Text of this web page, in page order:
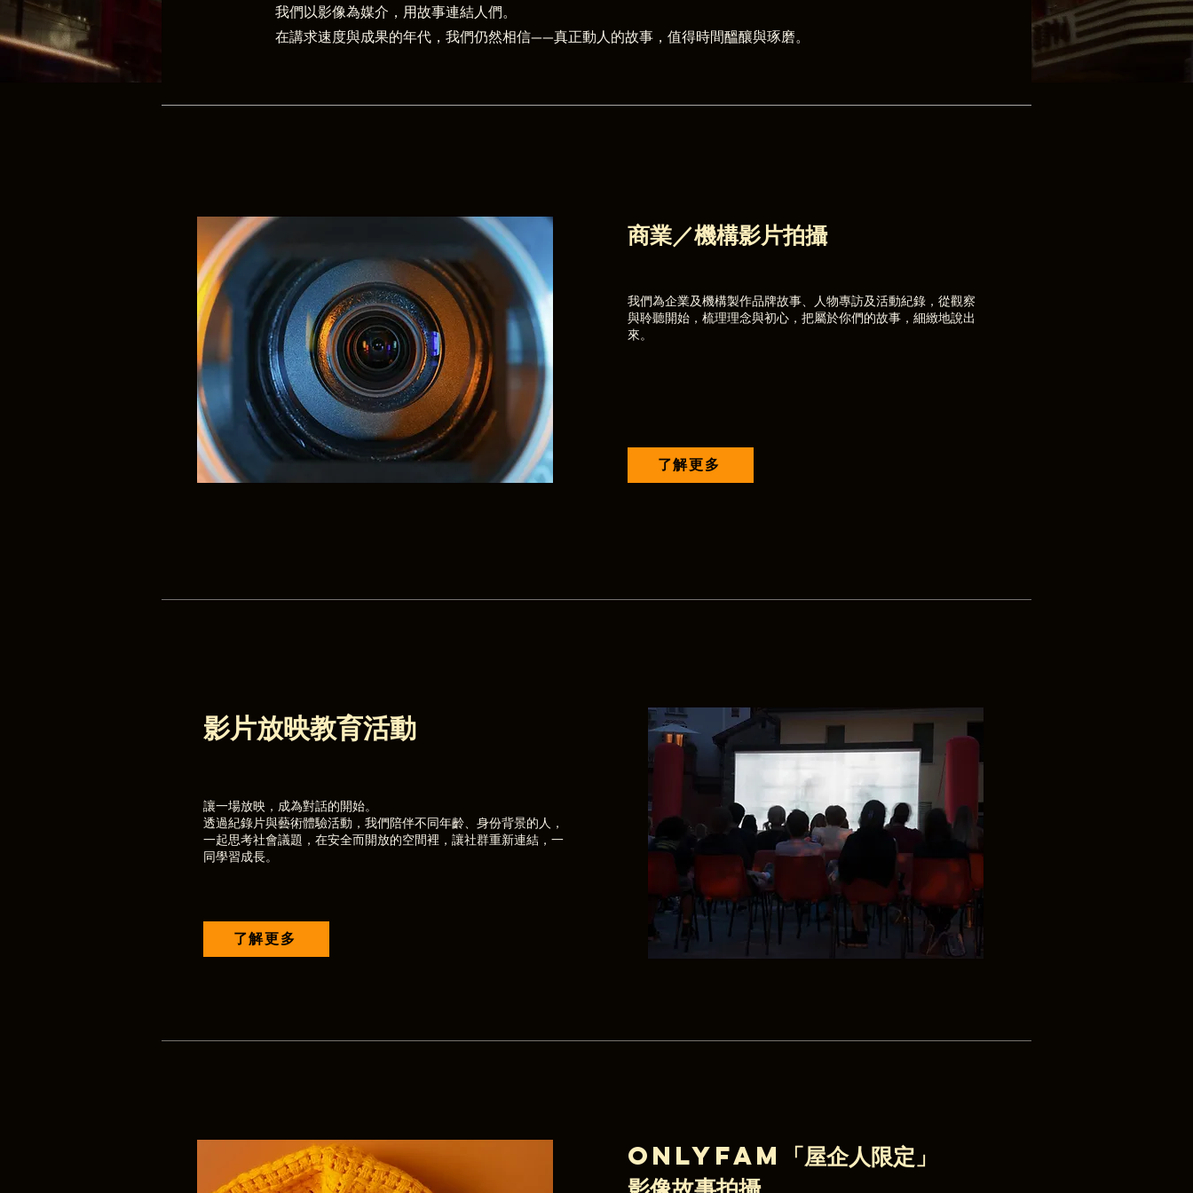
我們以影像為媒介，用故事連結人們。
在講求速度與成果的年代，我們仍然相信——真正動人的故事，值得時間醞釀與琢磨。
商業／機構影片拍攝
我們為企業及機構製作品牌故事、人物專訪及活動紀錄，從觀察
與聆聽開始，梳理理念與初心，把屬於你們的故事，細緻地說出
來。
了解更多
影片放映教育活動
讓一場放映，成為對話的開始。
透過紀錄片與藝術體驗活動，我們陪伴不同年齡、身份背景的人，
一起思考社會議題，在安全而開放的空間裡，讓社群重新連結，一
同學習成長。
了解更多
OnlyFam「屋企人限定」